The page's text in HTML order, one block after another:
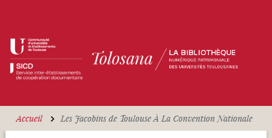
Accueil Les Jacobins de Toulouse À La Convention Nationale